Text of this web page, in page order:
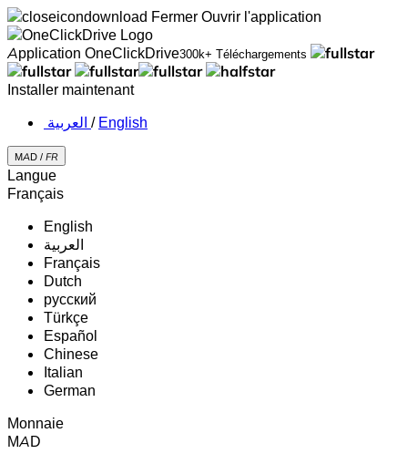
Fermer Ouvrir l'application
Application OneClickDrive300k+ Téléchargements
Installer maintenant
‏العربية ‏ / English
MAD / FR
Langue
Français
English
‏العربية‏
Français
Dutch
русский
Türkçe
Español
Chinese
Italian
German
Monnaie
MAD